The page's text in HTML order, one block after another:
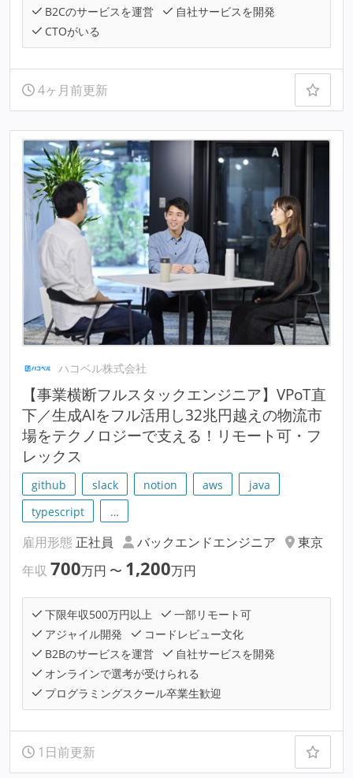
B2Cのサービスを運営
自社サービスを開発
CTOがいる
4ヶ月前更新
ハコベル株式会社
【事業横断フルスタックエンジニア】VPoT直
下／生成AIをフル活用し32兆円越えの物流市
場をテクノロジーで支える！リモート可・フ
レックス
github slack notion aws
java
typescript
…
雇用形態 正社員 バックエンドエンジニア
東京
年収 700万円 〜 1,200万円
下限年収500万円以上
一部リモート可
アジャイル開発
コードレビュー文化
B2Bのサービスを運営
自社サービスを開発
オンラインで選考が受けられる
プログラミングスクール卒業生歓迎
1日前更新